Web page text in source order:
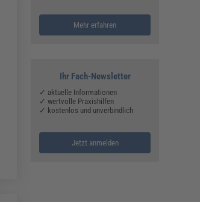
Mehr erfahren
Ihr Fach-Newsletter
✓ aktuelle Informationen
✓ wertvolle Praxishilfen
✓ kostenlos und unverbindlich
Jetzt anmelden